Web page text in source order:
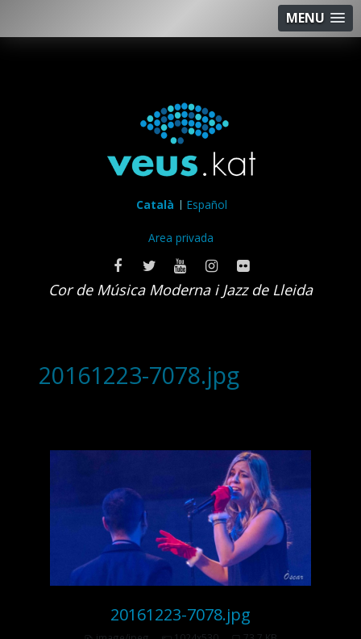
MENU
Català Español
Area privada
Cor de Música Moderna i Jazz de Lleida
20161223-7078.jpg
20161223-7078.jpg